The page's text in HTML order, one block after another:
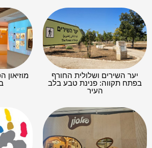
יער השירים ושלולית החורף
בפתח תקווה: פנינת טבע בלב
העיר
מוזיאון